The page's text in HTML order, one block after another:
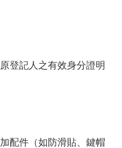
登記人之有效身分證明
配件（如防滑貼、鍵帽